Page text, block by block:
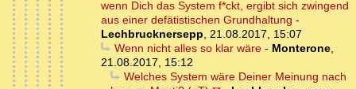
wenn Dich das System f*ckt, ergibt sich zwingend
aus einer defätistischen Grundhaltung -
Lechbrucknersepp, 21.08.2017, 15:07
Wenn nicht alles so klar wäre- Monterone,
21.08.2017, 15:12
Welches System wäre Deiner Meinung nach